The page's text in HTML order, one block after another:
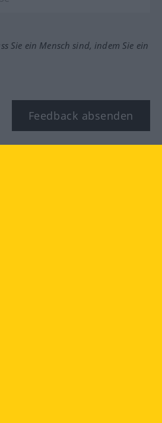
Sie ein Mensch sind, indem Sie ein
Feedback absenden